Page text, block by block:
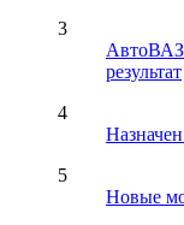
3
АвтоВАЗ
результат
4
5
Новые